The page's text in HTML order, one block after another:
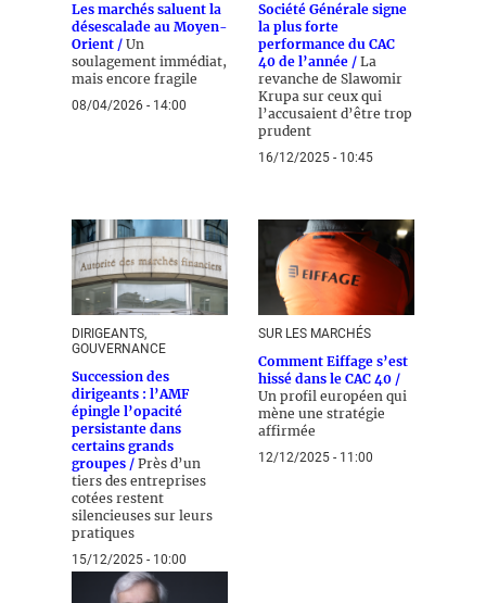
Les marchés saluent la
désescalade au Moyen-
Orient / Un
soulagement immédiat,
mais encore fragile
08/04/2026 - 14:00
Société Générale signe
la plus forte
performance du CAC
40 de l’année / La
revanche de Slawomir
Krupa sur ceux qui
l’accusaient d’être trop
prudent
16/12/2025 - 10:45
DIRIGEANTS,
GOUVERNANCE
Succession des
dirigeants : l’AMF
épingle l’opacité
persistante dans
certains grands
groupes / Près d’un
tiers des entreprises
cotées restent
silencieuses sur leurs
pratiques
15/12/2025 - 10:00
SUR LES MARCHÉS
Comment Eiffage s’est
hissé dans le CAC 40 /
Un profil européen qui
mène une stratégie
affirmée
12/12/2025 - 11:00